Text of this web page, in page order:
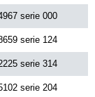
serie 000
serie 124
serie 314
serie 204